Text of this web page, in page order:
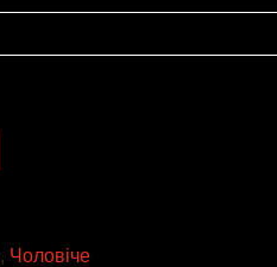
, Чоловіче